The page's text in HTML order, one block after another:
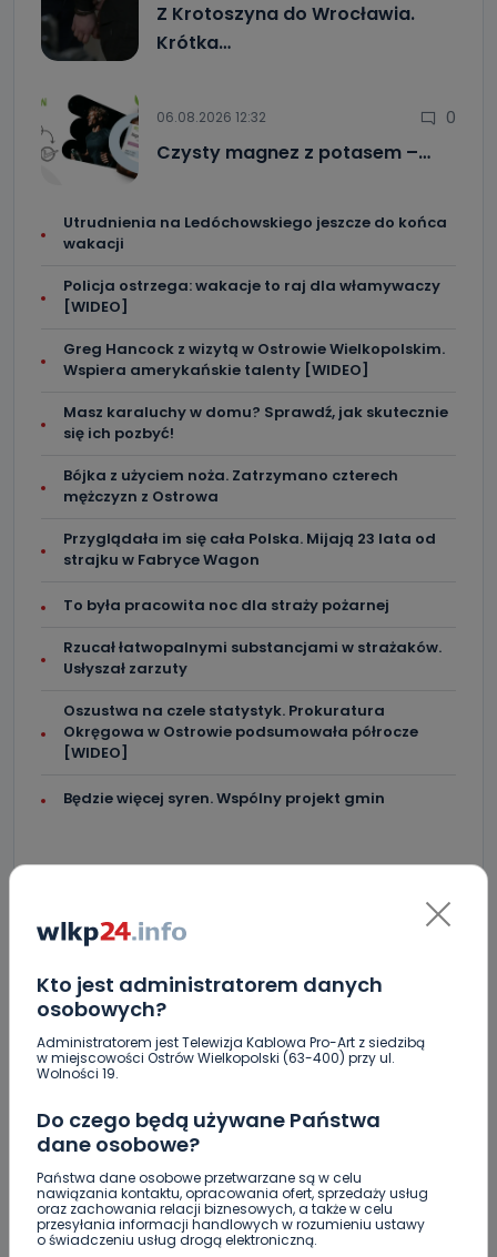
Kto jest administratorem danych
osobowych?
Administratorem jest Telewizja Kablowa Pro-Art z siedzibą
w miejscowości Ostrów Wielkopolski (63-400) przy ul.
Wolności 19.
Do czego będą używane Państwa
dane osobowe?
Państwa dane osobowe przetwarzane są w celu
nawiązania kontaktu, opracowania ofert, sprzedaży usług
oraz zachowania relacji biznesowych, a także w celu
przesyłania informacji handlowych w rozumieniu ustawy
o świadczeniu usług drogą elektroniczną.
Z Krotoszyna do Wrocławia.
Krótka…
06.08.2026 12:32 0
Czysty magnez z potasem –…
Utrudnienia na Ledóchowskiego jeszcze do końca
wakacji
Policja ostrzega: wakacje to raj dla włamywaczy
[WIDEO]
Greg Hancock z wizytą w Ostrowie Wielkopolskim.
Wspiera amerykańskie talenty [WIDEO]
Masz karaluchy w domu? Sprawdź, jak skutecznie
się ich pozbyć!
Bójka z użyciem noża. Zatrzymano czterech
mężczyzn z Ostrowa
Przyglądała im się cała Polska. Mijają 23 lata od
strajku w Fabryce Wagon
To była pracowita noc dla straży pożarnej
Rzucał łatwopalnymi substancjami w strażaków.
Usłyszał zarzuty
Oszustwa na czele statystyk. Prokuratura
Okręgowa w Ostrowie podsumowała półrocze
[WIDEO]
Będzie więcej syren. Wspólny projekt gmin
K kibic
Zabieranie prawa jazdy w takich wypadkach już jest
niezgodne z konstytucją, prosimy o zwrot prawa jazdy, w
zabkach do domu